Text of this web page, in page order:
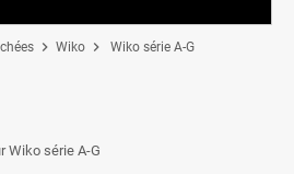
chevron_right Wiko chevron_right Wiko série A-G
Wiko série A-G